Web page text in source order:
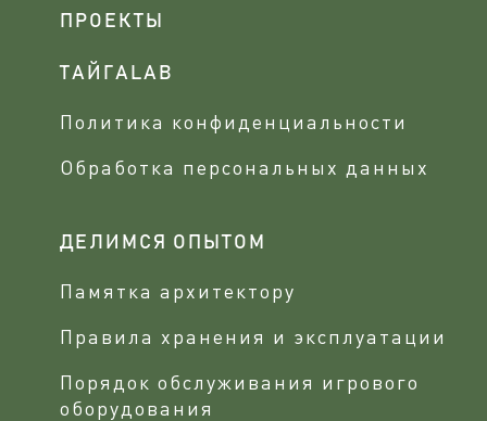
ПРОЕКТЫ
ТАЙГАLAB
Политика конфиденциальности
Обработка персональных данных
ДЕЛИМСЯ ОПЫТОМ
Памятка архитектору
Правила хранения и эксплуатации
Порядок обслуживания игрового
оборудования